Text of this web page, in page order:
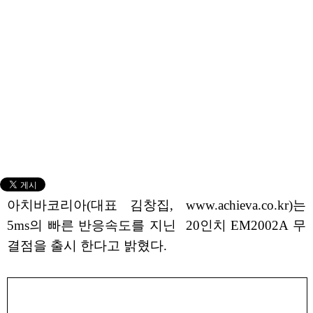
아치바코리아(대표 김창집, www.achieva.co.kr)는
5ms의 빠른 반응속도를 지닌 20인치 EM2002A 무
결점을 출시 한다고 밝혔다.